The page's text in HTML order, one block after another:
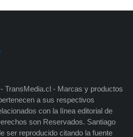
TransMedia.cl - Marcas y productos
a sus respectivos
con la línea editorial de
son Reservados. Santiago
ser reproducido citando la fuente